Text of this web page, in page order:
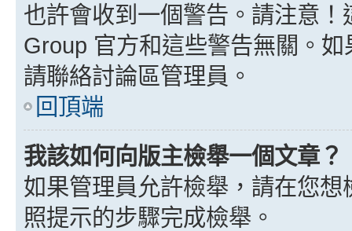
也許會收到一個警告。請注意
Group 官方和這些警告無關。
請聯絡討論區管理員。
回頂端
我該如何向版主檢舉一個文章？
如果管理員允許檢舉，請在您
照提示的步驟完成檢舉。